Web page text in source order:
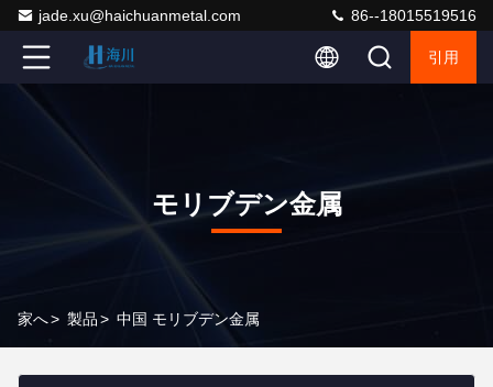
jade.xu@haichuanmetal.com 86--18015519516
引用
モリブデン金属
家へ> 製品> 中国 モリブデン金属